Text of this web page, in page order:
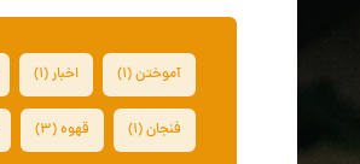
آموختن(۱) اخبار(۱)
فنجان(۱) قهوه(۳)